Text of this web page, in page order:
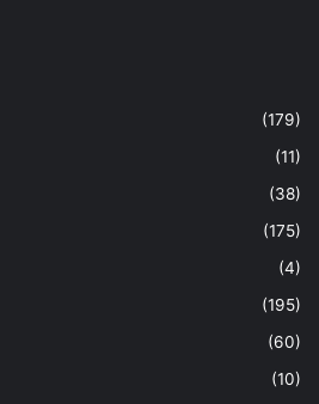
(179)
(11)
(38)
(175)
(4)
(195)
(60)
(10)